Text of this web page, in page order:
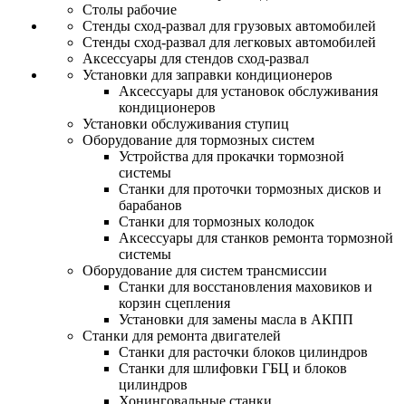
Столы рабочие
Стенды сход-развал для грузовых автомобилей
Стенды сход-развал для легковых автомобилей
Аксессуары для стендов сход-развал
Установки для заправки кондиционеров
Аксессуары для установок обслуживания
кондиционеров
Установки обслуживания ступиц
Оборудование для тормозных систем
Устройства для прокачки тормозной
системы
Станки для проточки тормозных дисков и
барабанов
Станки для тормозных колодок
Аксессуары для станков ремонта тормозной
системы
Оборудование для систем трансмиссии
Станки для восстановления маховиков и
корзин сцепления
Установки для замены масла в АКПП
Станки для ремонта двигателей
Станки для расточки блоков цилиндров
Станки для шлифовки ГБЦ и блоков
цилиндров